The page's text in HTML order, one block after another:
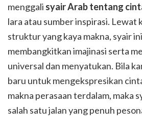
menggali syair Arab tentang
lara atau sumber inspirasi. Lewat
struktur yang kaya makna, syair
membangkitkan imajinasi serta
universal dan menyatukan. Bila
baru untuk mengekspresikan
makna perasaan terdalam, maka
salah satu jalan yang penuh